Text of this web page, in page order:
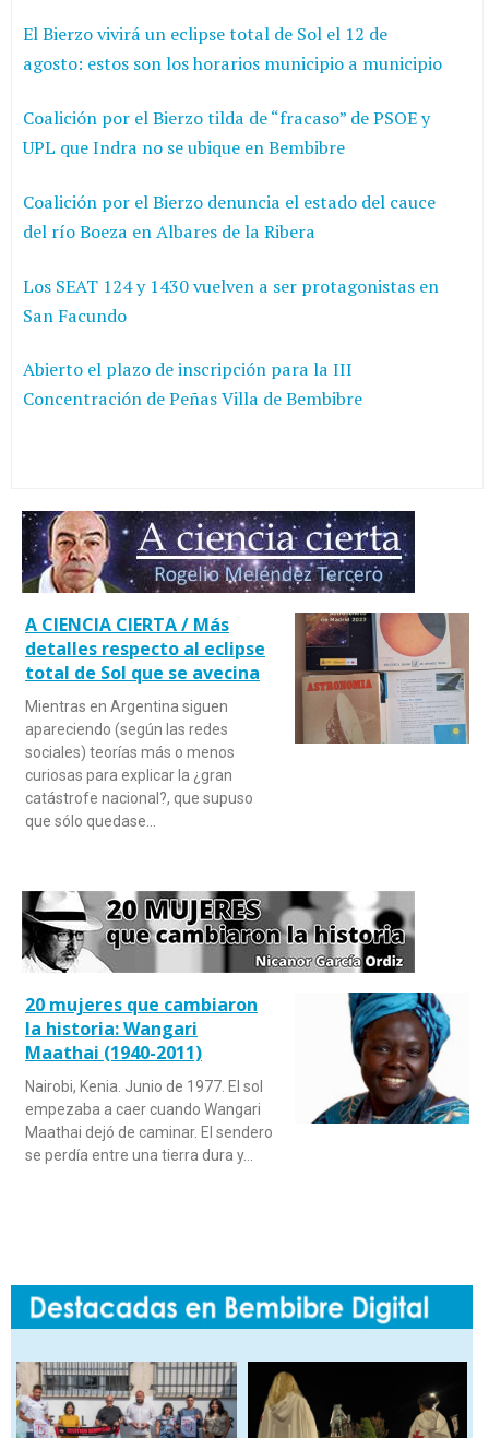
El Bierzo vivirá un eclipse total de Sol el 12 de
agosto: estos son los horarios municipio a municipio
Coalición por el Bierzo tilda de “fracaso” de PSOE y
UPL que Indra no se ubique en Bembibre
Coalición por el Bierzo denuncia el estado del cauce
del río Boeza en Albares de la Ribera
Los SEAT 124 y 1430 vuelven a ser protagonistas en
San Facundo
Abierto el plazo de inscripción para la III
Concentración de Peñas Villa de Bembibre
A CIENCIA CIERTA / Más
detalles respecto al eclipse
total de Sol que se avecina
Mientras en Argentina siguen
apareciendo (según las redes
sociales) teorías más o menos
curiosas para explicar la ¿gran
catástrofe nacional?, que supuso
que sólo quedase…
20 mujeres que cambiaron
la historia: Wangari
Maathai (1940-2011)
Nairobi, Kenia. Junio de 1977. El sol
empezaba a caer cuando Wangari
Maathai dejó de caminar. El sendero
se perdía entre una tierra dura y…